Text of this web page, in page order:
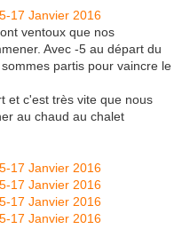
ventoux que nos
Avec -5 au départ du
partis pour vaincre le
et c'est très vite que nous
au chaud au chalet